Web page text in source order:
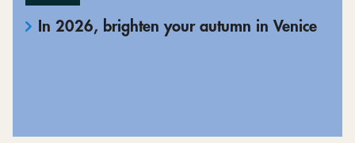
In 2026, brighten your autumn in Venice